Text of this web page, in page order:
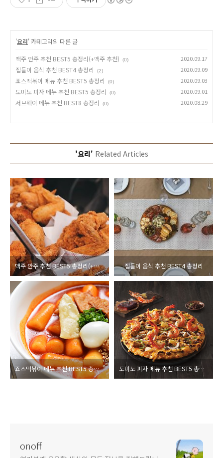
'요리' 카테고리의 다른 글
맥주 안주 추천 BEST5 총정리(+맥주 추천) (0) 2020.09.17
집들이 음식 추천 BEST4 총정리 (2) 2020.09.09
죠스떡볶이 메뉴 추천 BEST5 총정리 (0) 2020.09.03
도미노 피자 메뉴 추천 BEST5 총정리 (0) 2020.09.01
서브웨이 메뉴 추천 BEST8 총정리 (0) 2020.08.29
'요리' Related Articles
맥주 안주 추천 BEST5 총정리(+맥주 추천) 집들이 음식 추천 BEST4 총정리
죠스떡볶이 메뉴 추천 BEST5 총정리 도미노 피자 메뉴 추천 BEST5 총정리
onoff